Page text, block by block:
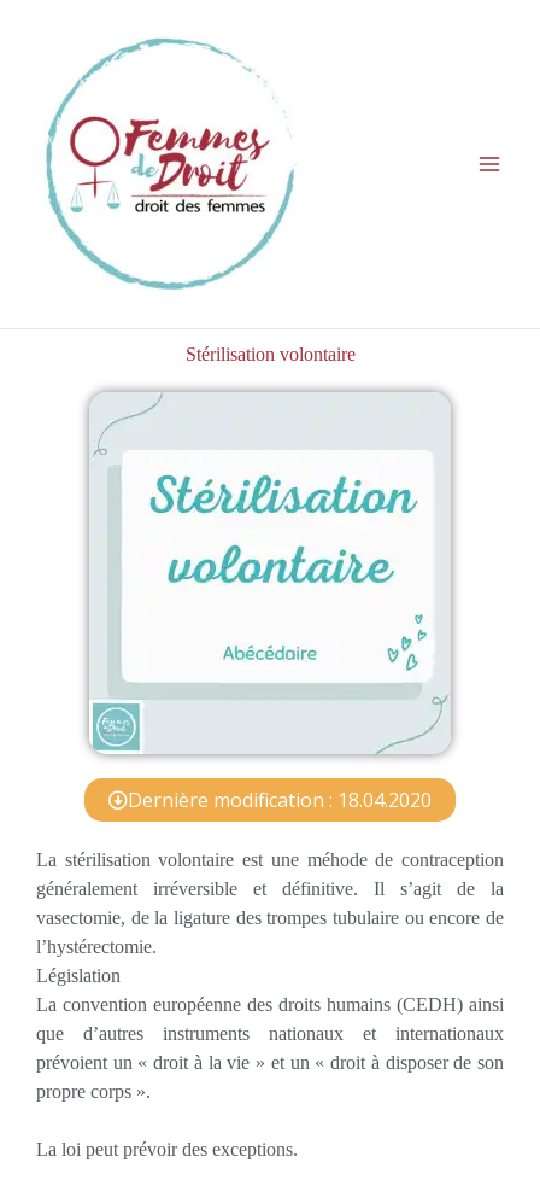
Stérilisation volontaire
Dernière modification : 18.04.2020
La stérilisation volontaire est une méhode de contraception
généralement irréversible et définitive. Il s’agit de la
vasectomie, de la ligature des trompes tubulaire ou encore de
l’hystérectomie.
Législation
La convention européenne des droits humains (CEDH) ainsi
que d’autres instruments nationaux et internationaux
prévoient un « droit à la vie » et un « droit à disposer de son
propre corps ».
La loi peut prévoir des exceptions.